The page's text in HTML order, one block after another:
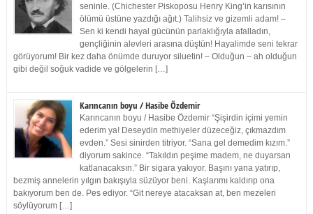
seninle. (Chichester Piskoposu Henry King’in karısının
ölümü üstüne yazdığı ağıt.) Talihsiz ve gizemli adam! –
Sen ki kendi hayal gücünün parlaklığıyla afalladın,
gençliğinin alevleri arasına düştün! Hayalimde seni tekrar
görüyorum! Bir kez daha önümde duruyor siluetin! – Olduğun – ah olduğun
gibi değil soğuk vadide ve gölgelerin […]
Karıncanın boyu / Hasibe Özdemir
Karıncanın boyu / Hasibe Özdemir “Şişirdin içimi yemin
ederim ya! Deseydin methiyeler düzeceğiz, çıkmazdım
evden.” Sesi sinirden titriyor. “Sana gel demedim kızım.”
diyorum sakince. “Takıldın peşime madem, ne duyarsan
katlanacaksın.” Bir sigara yakıyor. Başını yana yatırıp,
bezmiş annelerin yılgın bakışıyla süzüyor beni. Kaşlarımı kaldırıp ona
bakıyorum ben de. Pes ediyor. “Git nereye atacaksan at, ben mezeleri
söylüyorum […]